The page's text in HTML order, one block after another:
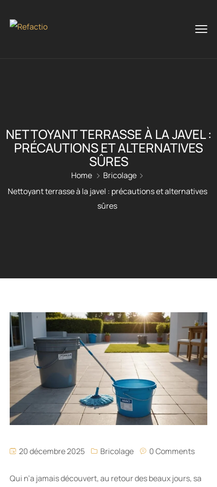
NETTOYANT TERRASSE À LA JAVEL :
PRÉCAUTIONS ET ALTERNATIVES
SÛRES
Home
Bricolage
Nettoyant terrasse à la javel : précautions et alternatives
sûres
20 décembre 2025 Bricolage 0 Comments
Qui n’a jamais découvert, au retour des beaux jours, sa